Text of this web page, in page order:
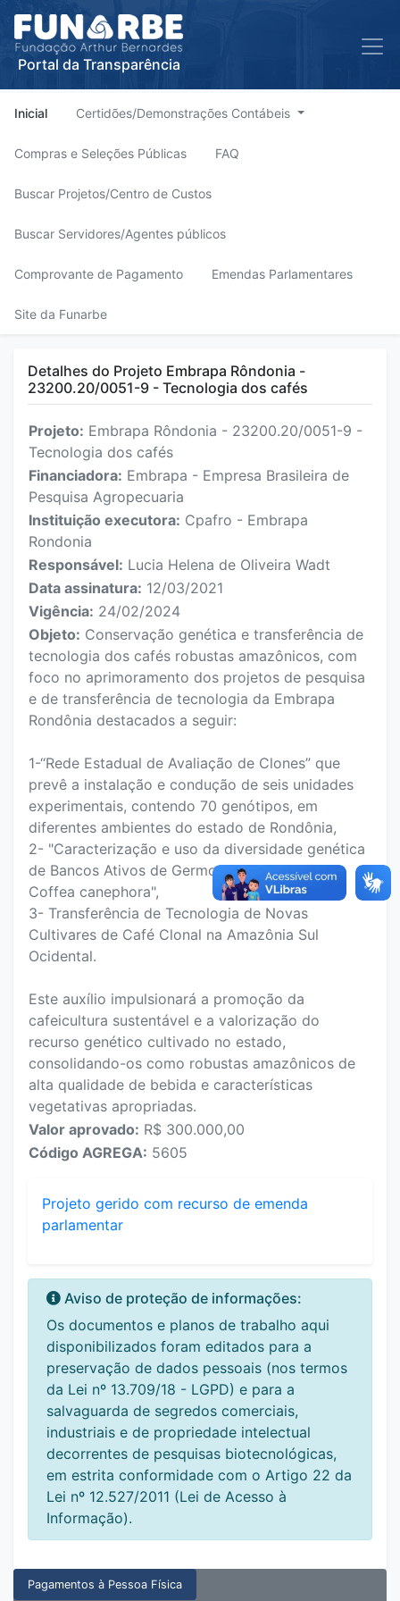
Portal da Transparência
Inicial Certidões/Demonstrações Contábeis
Compras e Seleções Públicas FAQ
Buscar Projetos/Centro de Custos
Buscar Servidores/Agentes públicos
Comprovante de Pagamento Emendas Parlamentares
Site da Funarbe
Detalhes do Projeto Embrapa Rôndonia -
23200.20/0051-9 - Tecnologia dos cafés
Projeto: Embrapa Rôndonia - 23200.20/0051-9 -
Tecnologia dos cafés
Financiadora: Embrapa - Empresa Brasileira de
Pesquisa Agropecuaria
Instituição executora: Cpafro - Embrapa
Rondonia
Responsável: Lucia Helena de Oliveira Wadt
Data assinatura: 12/03/2021
Vigência: 24/02/2024
Objeto: Conservação genética e transferência de
tecnologia dos cafés robustas amazônicos, com
foco no aprimoramento dos projetos de pesquisa
e de transferência de tecnologia da Embrapa
Rondônia destacados a seguir:
1-“Rede Estadual de Avaliação de Clones” que
prevê a instalação e condução de seis unidades
experimentais, contendo 70 genótipos, em
diferentes ambientes do estado de Rondônia,
2- "Caracterização e uso da diversidade genética
de Bancos Ativos de Germoplasma do cafeeiro
Coffea canephora",
3- Transferência de Tecnologia de Novas
Cultivares de Café Clonal na Amazônia Sul
Ocidental.
Este auxílio impulsionará a promoção da
cafeicultura sustentável e a valorização do
recurso genético cultivado no estado,
consolidando-os como robustas amazônicos de
alta qualidade de bebida e características
vegetativas apropriadas.
Valor aprovado: R$ 300.000,00
Código AGREGA: 5605
Projeto gerido com recurso de emenda
parlamentar
Aviso de proteção de informações:
Os documentos e planos de trabalho aqui
disponibilizados foram editados para a
preservação de dados pessoais (nos termos
da Lei nº 13.709/18 - LGPD) e para a
salvaguarda de segredos comerciais,
industriais e de propriedade intelectual
decorrentes de pesquisas biotecnológicas,
em estrita conformidade com o Artigo 22 da
Lei nº 12.527/2011 (Lei de Acesso à
Informação).
Pagamentos à Pessoa Física